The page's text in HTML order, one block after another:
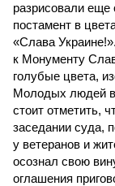
разрисовали еще
постамент в
«Слава
к Монументу
голубые цвета,
Молодых людей
стоит отметить,
заседании суда,
у ветеранов и
осознал свою
оглашения